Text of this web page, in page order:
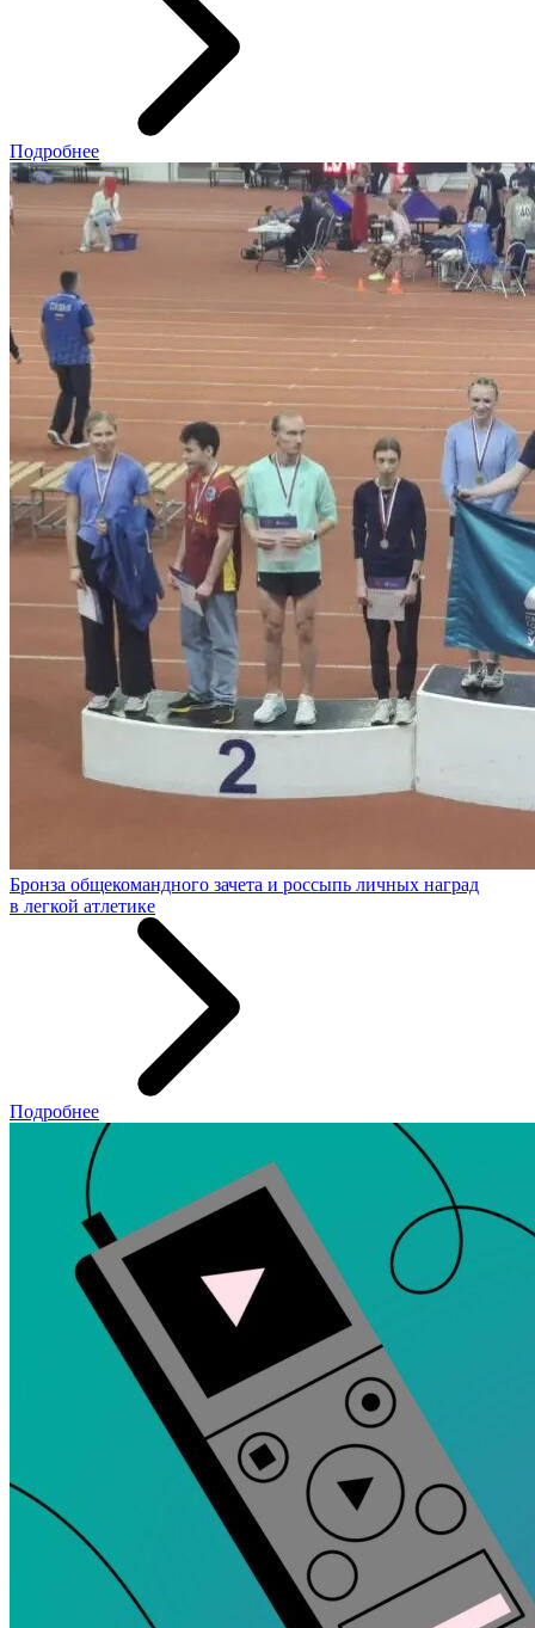
Подробнее
Бронза общекомандного зачета и россыпь личных наград
в легкой атлетике
Подробнее